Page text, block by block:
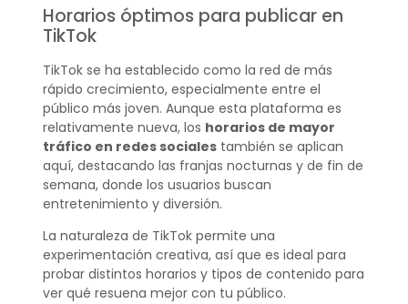
Horarios óptimos para publicar en
TikTok
TikTok se ha establecido como la red de más
rápido crecimiento, especialmente entre el
público más joven. Aunque esta plataforma es
relativamente nueva, los horarios de mayor
tráfico en redes socialestambién se aplican
aquí, destacando las franjas nocturnas y de fin de
semana, donde los usuarios buscan
entretenimiento y diversión.
La naturaleza de TikTok permite una
experimentación creativa, así que es ideal para
probar distintos horarios y tipos de contenido para
ver qué resuena mejor con tu público.